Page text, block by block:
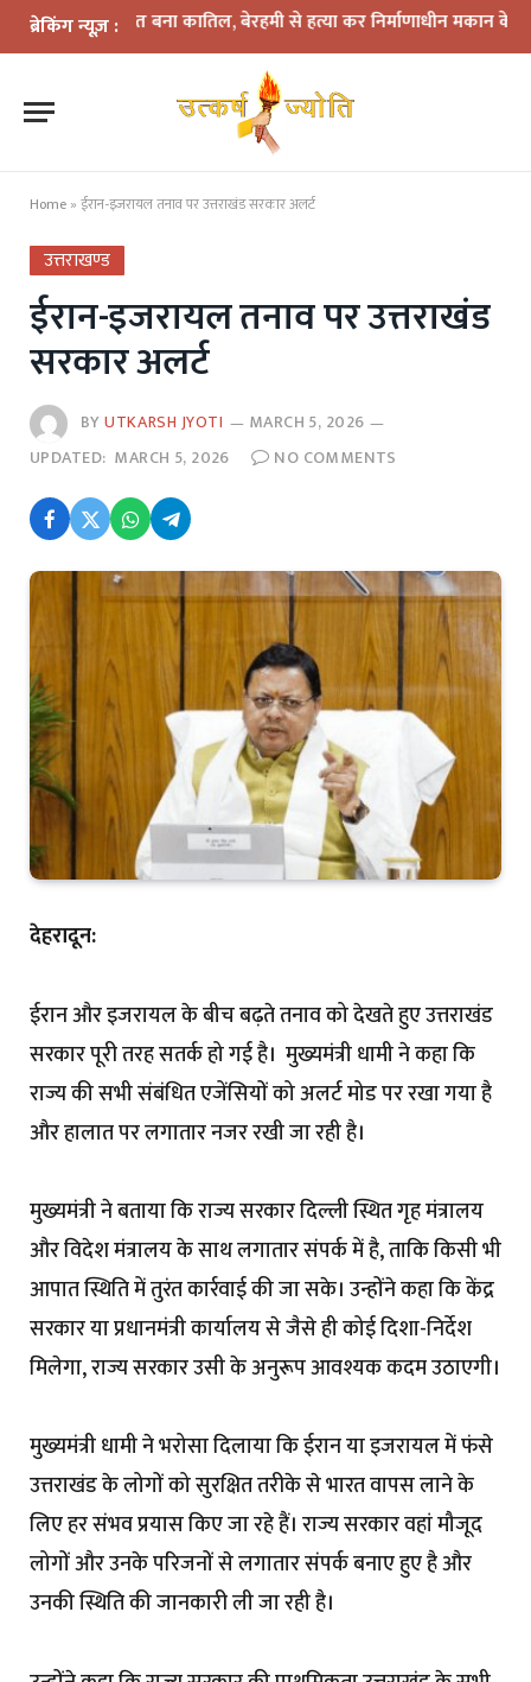
ब्रेकिंग न्यूज़ :
में दोस्त बना कातिल, बेरहमी से हत्या कर निर्माणाधीन मकान के पास फेंका
Home » ईरान-इजरायल तनाव पर उत्तराखंड सरकार अलर्ट
उत्तराखण्ड
ईरान-इजरायल तनाव पर उत्तराखंड
सरकार अलर्ट
BYUTKARSH JYOTI
MARCH 5, 2026
UPDATED: MARCH 5, 2026 NO COMMENTS
देहरादून:
ईरान और इजरायल के बीच बढ़ते तनाव को देखते हुए उत्तराखंड
सरकार पूरी तरह सतर्क हो गई है। मुख्यमंत्री धामी ने कहा कि
राज्य की सभी संबंधित एजेंसियों को अलर्ट मोड पर रखा गया है
और हालात पर लगातार नजर रखी जा रही है।
मुख्यमंत्री ने बताया कि राज्य सरकार दिल्ली स्थित गृह मंत्रालय
और विदेश मंत्रालय के साथ लगातार संपर्क में है, ताकि किसी भी
आपात स्थिति में तुरंत कार्रवाई की जा सके। उन्होंने कहा कि केंद्र
सरकार या प्रधानमंत्री कार्यालय से जैसे ही कोई दिशा-निर्देश
मिलेगा, राज्य सरकार उसी के अनुरूप आवश्यक कदम उठाएगी।
मुख्यमंत्री धामी ने भरोसा दिलाया कि ईरान या इजरायल में फंसे
उत्तराखंड के लोगों को सुरक्षित तरीके से भारत वापस लाने के
लिए हर संभव प्रयास किए जा रहे हैं। राज्य सरकार वहां मौजूद
लोगों और उनके परिजनों से लगातार संपर्क बनाए हुए है और
उनकी स्थिति की जानकारी ली जा रही है।